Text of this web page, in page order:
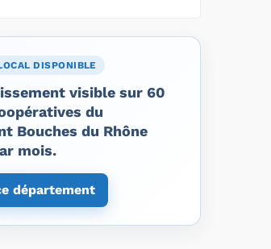
DISPONIBLE
visible sur 60
du
Bouches du Rhône
mois.
département